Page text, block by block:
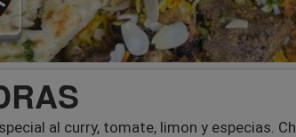
al curry, tomate, limon y especias.